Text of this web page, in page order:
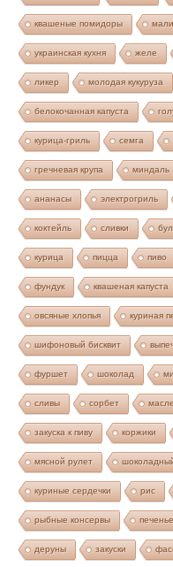
квашеные помидоры
украинская кухня желе
ликер молодая кукуруза
белокочанная капуста
курица-гриль семга
гречневая крупа миндаль
ананасы электрогриль
коктейль сливки
курица пицца пиво
фундук квашеная капуста
овсяные хлопья куриная
шифоновый бисквит
фуршет шоколад
сливы сорбет
закуска к пиву коржики
мясной рулет
куриные сердечки рис
рыбные консервы печенье
деруны закуски